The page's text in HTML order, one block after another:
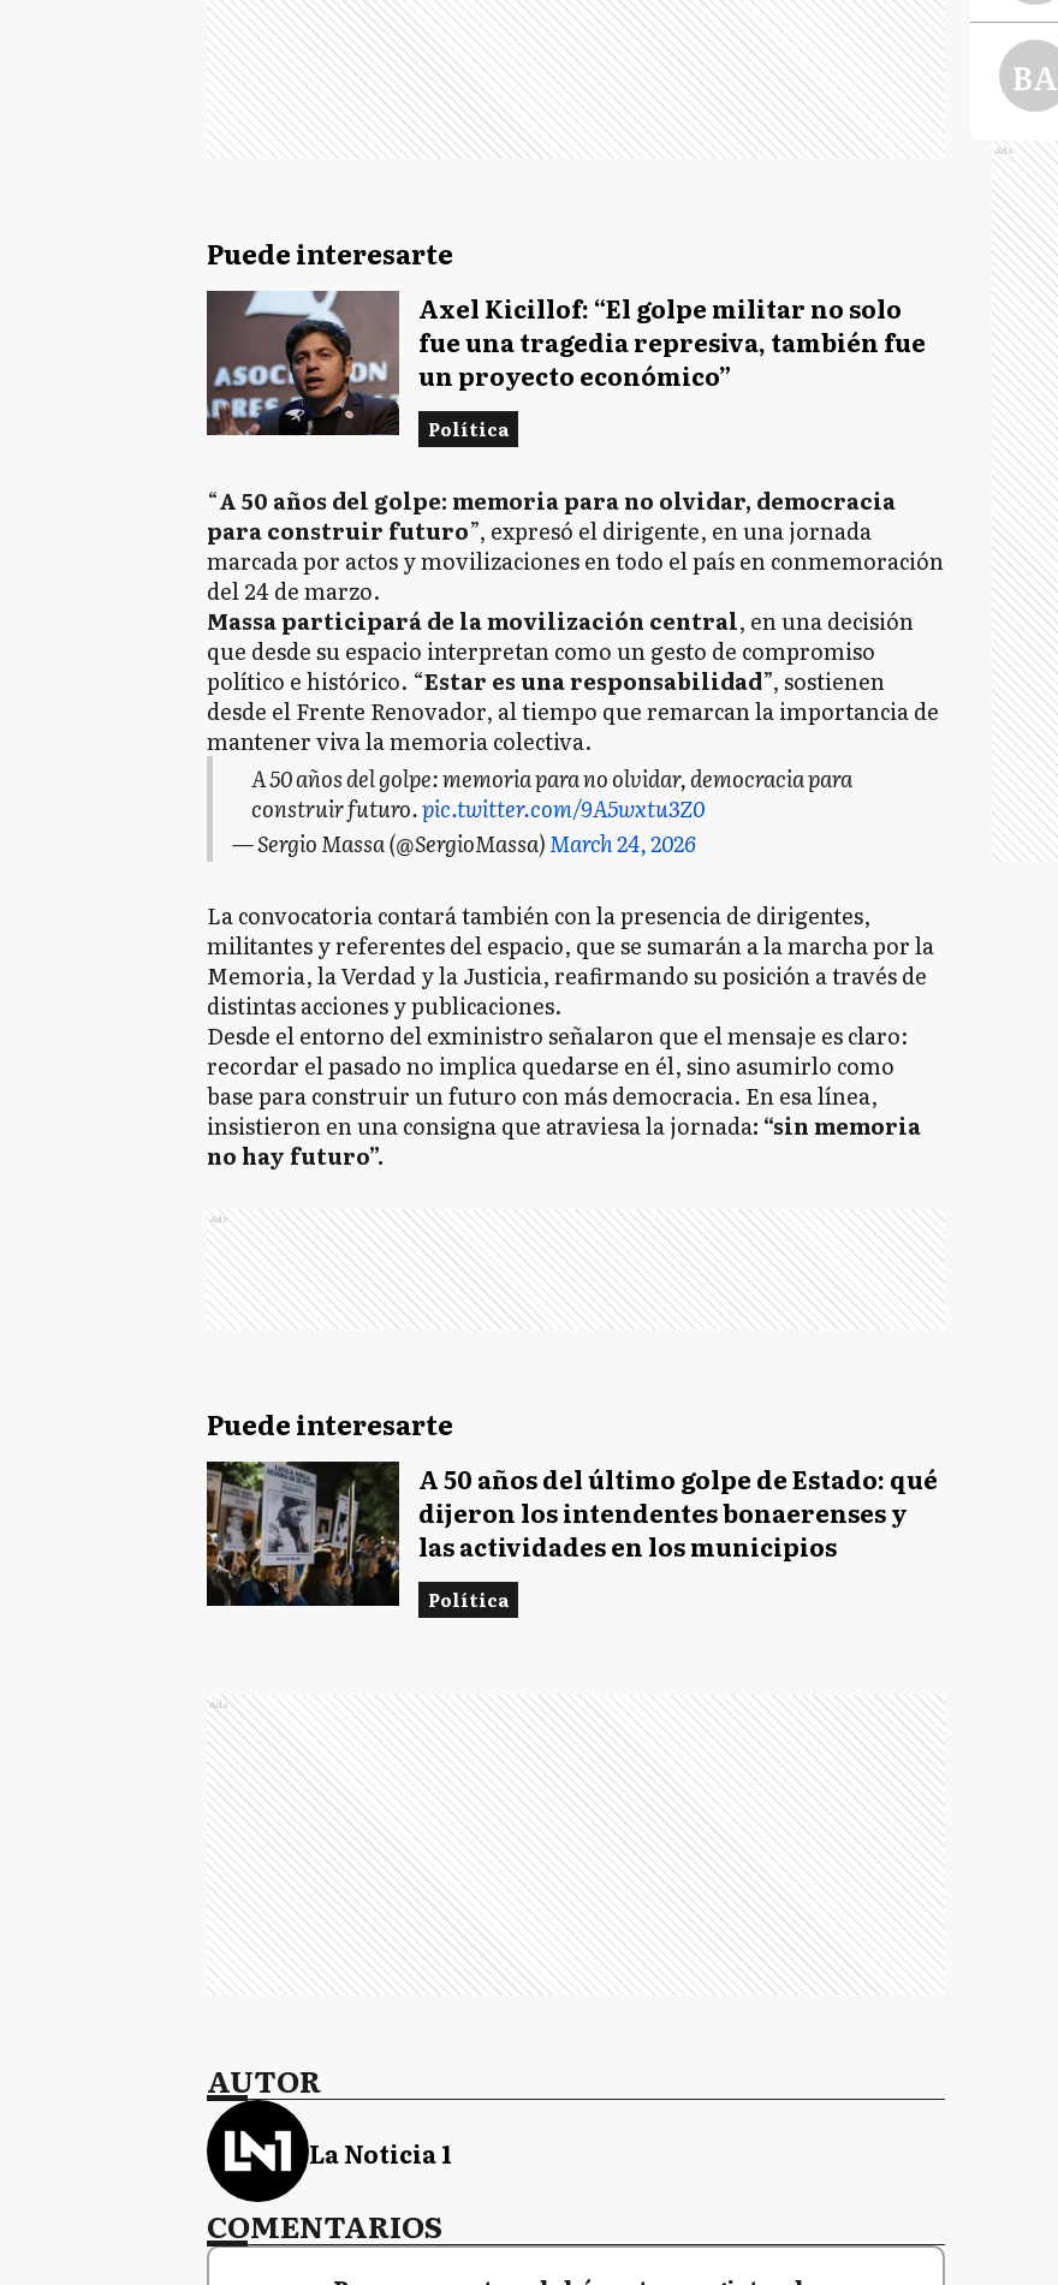
Puede interesarte
Axel Kicillof: “El golpe militar no solo
fue una tragedia represiva, también fue
un proyecto económico”
Política
“A 50 años del golpe: memoria para no olvidar, democracia
para construir futuro”, expresó el dirigente, en una jornada
marcada por actos y movilizaciones en todo el país en conmemoración
del 24 de marzo.
Massa participará de la movilización central, en una decisión
que desde su espacio interpretan como un gesto de compromiso
político e histórico. “Estar es una responsabilidad”, sostienen
desde el Frente Renovador, al tiempo que remarcan la importancia de
mantener viva la memoria colectiva.
A 50 años del golpe: memoria para no olvidar, democracia para
construir futuro.pic.twitter.com/9A5wxtu3Z0
— Sergio Massa (@SergioMassa)March 24, 2026
La convocatoria contará también con la presencia de dirigentes,
militantes y referentes del espacio, que se sumarán a la marcha por la
Memoria, la Verdad y la Justicia, reafirmando su posición a través de
distintas acciones y publicaciones.
Desde el entorno del exministro señalaron que el mensaje es claro:
recordar el pasado no implica quedarse en él, sino asumirlo como
base para construir un futuro con más democracia. En esa línea,
insistieron en una consigna que atraviesa la jornada: “sin memoria
no hay futuro”.
Ads
Puede interesarte
A 50 años del último golpe de Estado: qué
dijeron los intendentes bonaerenses y
las actividades en los municipios
Política
Ads
AUTOR
La Noticia 1
COMENTARIOS
BA
Ads